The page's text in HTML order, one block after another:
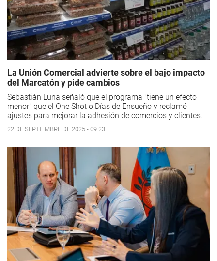
La Unión Comercial advierte sobre el bajo impacto
del Marcatón y pide cambios
Sebastián Luna señaló que el programa "tiene un efecto
menor" que el One Shot o Días de Ensueño y reclamó
ajustes para mejorar la adhesión de comercios y clientes.
22 DE SEPTIEMBRE DE 2025 - 09:23